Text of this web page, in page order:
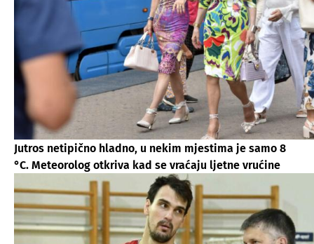
Jutros netipično hladno, u nekim mjestima je samo 8
°C. Meteorolog otkriva kad se vraćaju ljetne vrućine